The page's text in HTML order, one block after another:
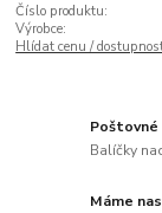
Číslo produktu:
Výrobce:
Hlídat cenu /
Balíčky
Máme